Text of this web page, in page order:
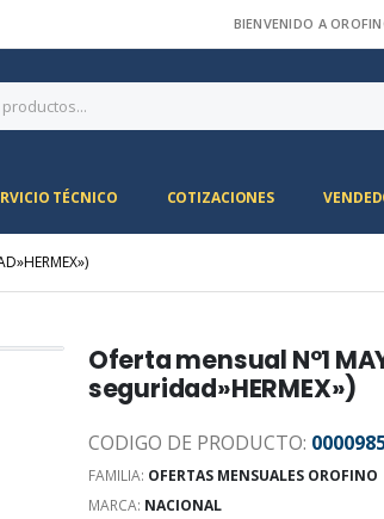
BIENVENIDO A
TÉCNICO COTIZACIONES
Oferta mensual N°1
seguridad»HERMEX»)
CODIGO DE PRODUCTO:
FAMILIA: OFERTAS MENSUALES OROFINO
MARCA: NACIONAL